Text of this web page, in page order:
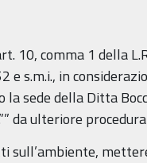
10, comma 1 della
e s.m.i., in
sede della Ditta
da ulteriore
sull’ambiente,